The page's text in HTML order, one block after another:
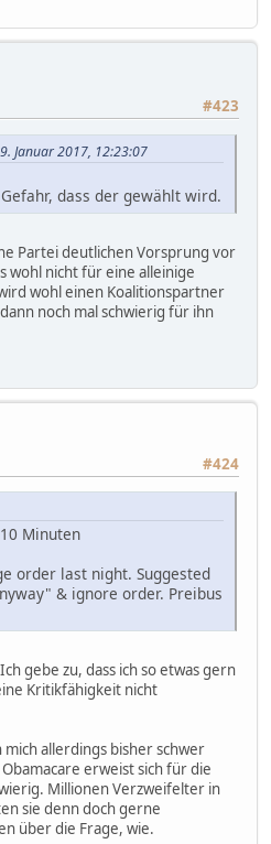
#423
Januar 2017, 12:23:07
dass der gewählt wird.
Partei deutlichen Vorsprung vor
wohl nicht für eine alleinige
wohl einen Koalitionspartner
noch mal schwierig für ihn
#424
Minuten
order last night. Suggested
& ignore order. Preibus
gebe zu, dass ich so etwas gern
Kritikfähigkeit nicht
allerdings bisher schwer
erweist sich für die
Millionen Verzweifelter in
sie denn doch gerne
über die Frage, wie.